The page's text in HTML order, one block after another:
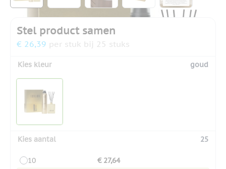
Stel product samen
€ 26,39 per stuk bij 25 stuks
Kies kleur goud
Kies aantal 25
10
€ 27,64